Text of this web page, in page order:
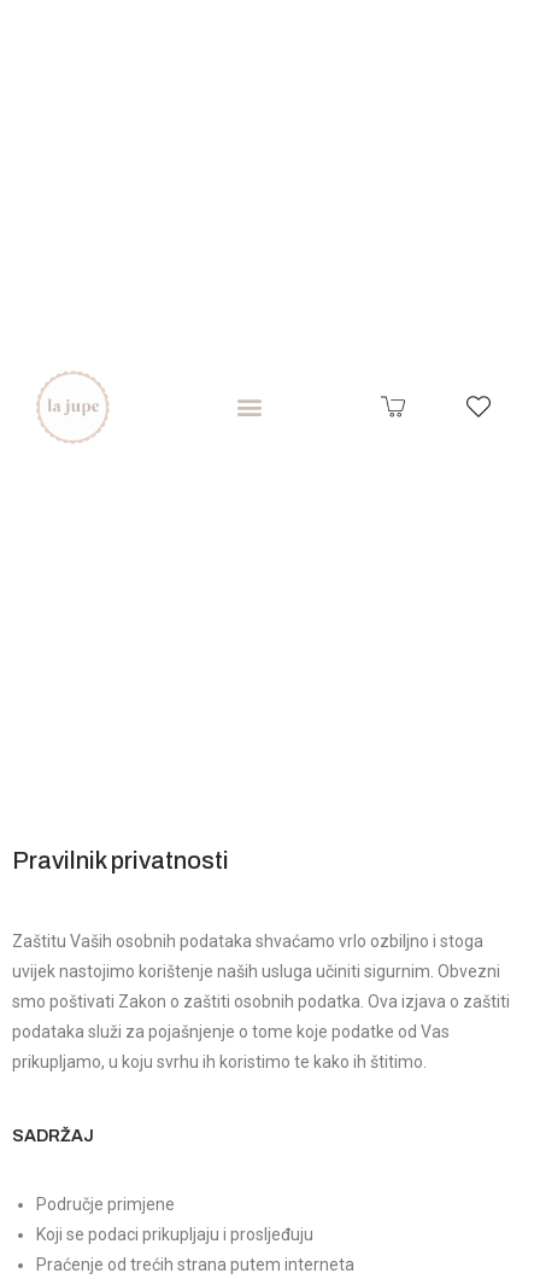
Pravilnik privatnosti
Zaštitu Vaših osobnih podataka shvaćamo vrlo ozbiljno i stoga
uvijek nastojimo korištenje naših usluga učiniti sigurnim. Obvezni
smo poštivati Zakon o zaštiti osobnih podatka. Ova izjava o zaštiti
podataka služi za pojašnjenje o tome koje podatke od Vas
prikupljamo, u koju svrhu ih koristimo te kako ih štitimo.
SADRŽAJ
Područje primjene
Koji se podaci prikupljaju i prosljeđuju
Praćenje od trećih strana putem interneta